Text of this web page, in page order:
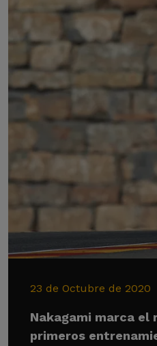
23 de Octubre de 2020
Nakagami marca el
primeros